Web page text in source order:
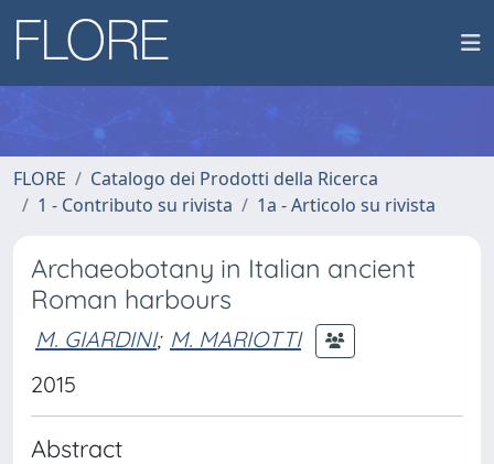
FLORE
Catalogo dei Prodotti della Ricerca
1 - Contributo su rivista
1a - Articolo su rivista
Archaeobotany in Italian ancient
Roman harbours
M. GIARDINI; M. MARIOTTI
2015
Abstract